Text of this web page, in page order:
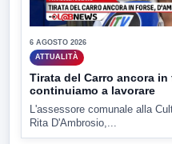
6 AGOSTO 2026
ATTUALITÀ
Tirata del Carro ancora
continuiamo a lavorare
L'assessore comunale alla
Rita D'Ambrosio,...